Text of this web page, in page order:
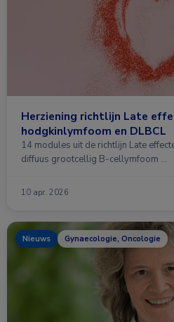
Herziening richtlijn Late
hodgkinlymfoom en DLBCL
14 modules uit de richtlijn Late
diffuus grootcellig B-cellymfoom …
10 apr. 2026
Nieuws Gynaecologie, Oncologie